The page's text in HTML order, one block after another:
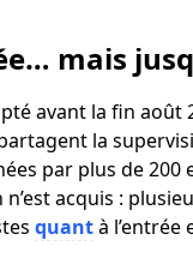
mais
avant la fin
partagent la
par plus de
acquis :
quantà l’entrée